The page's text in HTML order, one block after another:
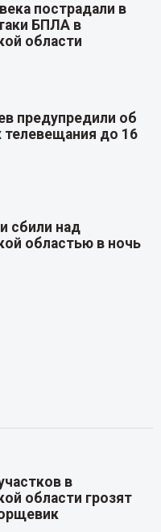
пострадали в
БПЛА в
области
предупредили об
телевещания до 16
сбили над
областью в ночь
в
области грозят